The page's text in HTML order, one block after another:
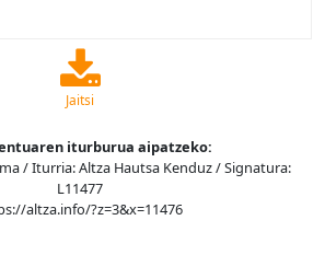
Jaitsi
iturburua aipatzeko:
/ Iturria: Altza Hautsa Kenduz / Signatura:
L11477
altza.info/?z=3&x=11476